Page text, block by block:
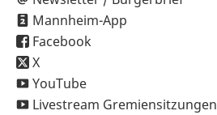
Mannheim-App
Facebook
X
YouTube
Livestream Gremiensitzungen